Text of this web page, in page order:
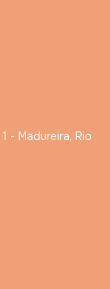
- Madureira, Rio